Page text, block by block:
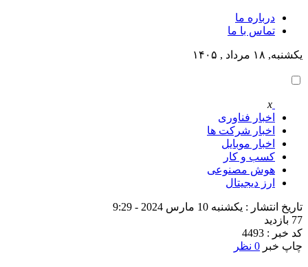
درباره ما
تماس با ما
یکشنبه, ۱۸ مرداد , ۱۴۰۵
x
اخبار فناوری
اخبار شرکت ها
اخبار موبایل
کسب و کار
هوش مصنوعی
ارز دیجیتال
تاریخ انتشار : یکشنبه 10 مارس 2024 - 9:29
77 بازدید
کد خبر : 4493
چاپ خبر 0 نظر